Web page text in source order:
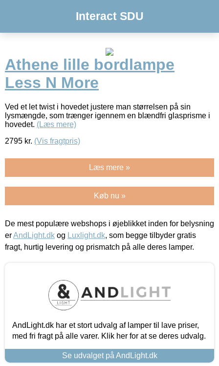
Interact SDU
Athene lille bordlampe
Less N More
Ved et let twist i hovedet justere man størrelsen på sin
lysmængde, som trænger igennem en blændfri glasprisme i
hovedet. (Læs mere)
2795 kr. (Vis fragtpris)
Læs mere »
Køb nu »
De mest populære webshops i øjeblikket inden for belysning
erAndLight.dk og Luxlight.dk, som begge tilbyder gratis
fragt, hurtig levering og prismatch på alle deres lamper.
AndLight.dk har et stort udvalg af lamper til lave priser,
med fri fragt på alle varer. Klik her for at se deres udvalg.
Se udvalget på AndLight.dk